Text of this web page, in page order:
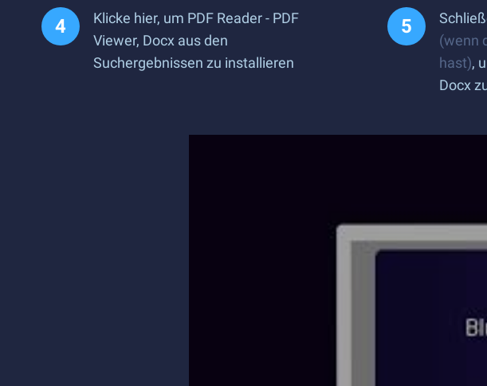
Klicke hier, um PDF Reader - PDF
Viewer, Docx aus den
Suchergebnissen zu installieren
(wenn
hast),
Docx